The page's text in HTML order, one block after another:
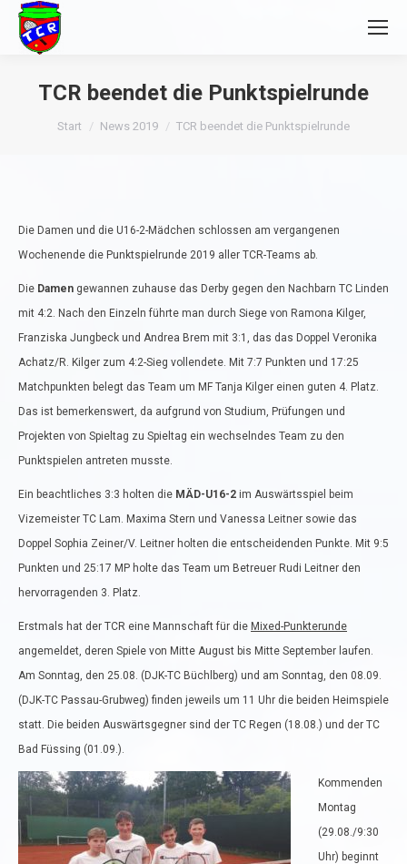
TCR beendet die Punktspielrunde
Sie befinden sich hier:
Start News 2019 TCR beendet die Punktspielrunde
Die Damen und die U16-2-Mädchen schlossen am vergangenen
Wochenende die Punktspielrunde 2019 aller TCR-Teams ab.
Die Damen gewannen zuhause das Derby gegen den Nachbarn TC Linden
mit 4:2. Nach den Einzeln führte man durch Siege von Ramona Kilger,
Franziska Jungbeck und Andrea Brem mit 3:1, das das Doppel Veronika
Achatz/R. Kilger zum 4:2-Sieg vollendete. Mit 7:7 Punkten und 17:25
Matchpunkten belegt das Team um MF Tanja Kilger einen guten 4. Platz.
Das ist bemerkenswert, da aufgrund von Studium, Prüfungen und
Projekten von Spieltag zu Spieltag ein wechselndes Team zu den
Punktspielen antreten musste.
Ein beachtliches 3:3 holten die MÄD-U16-2 im Auswärtsspiel beim
Vizemeister TC Lam. Maxima Stern und Vanessa Leitner sowie das
Doppel Sophia Zeiner/V. Leitner holten die entscheidenden Punkte. Mit 9:5
Punkten und 25:17 MP holte das Team um Betreuer Rudi Leitner den
hervorragenden 3. Platz.
Erstmals hat der TCR eine Mannschaft für die Mixed-Punkterunde
angemeldet, deren Spiele von Mitte August bis Mitte September laufen.
Am Sonntag, den 25.08. (DJK-TC Büchlberg) und am Sonntag, den 08.09.
(DJK-TC Passau-Grubweg) finden jeweils um 11 Uhr die beiden Heimspiele
statt. Die beiden Auswärtsgegner sind der TC Regen (18.08.) und der TC
Bad Füssing (01.09.).
Kommenden
Montag
(29.08./9:30
Uhr) beginnt